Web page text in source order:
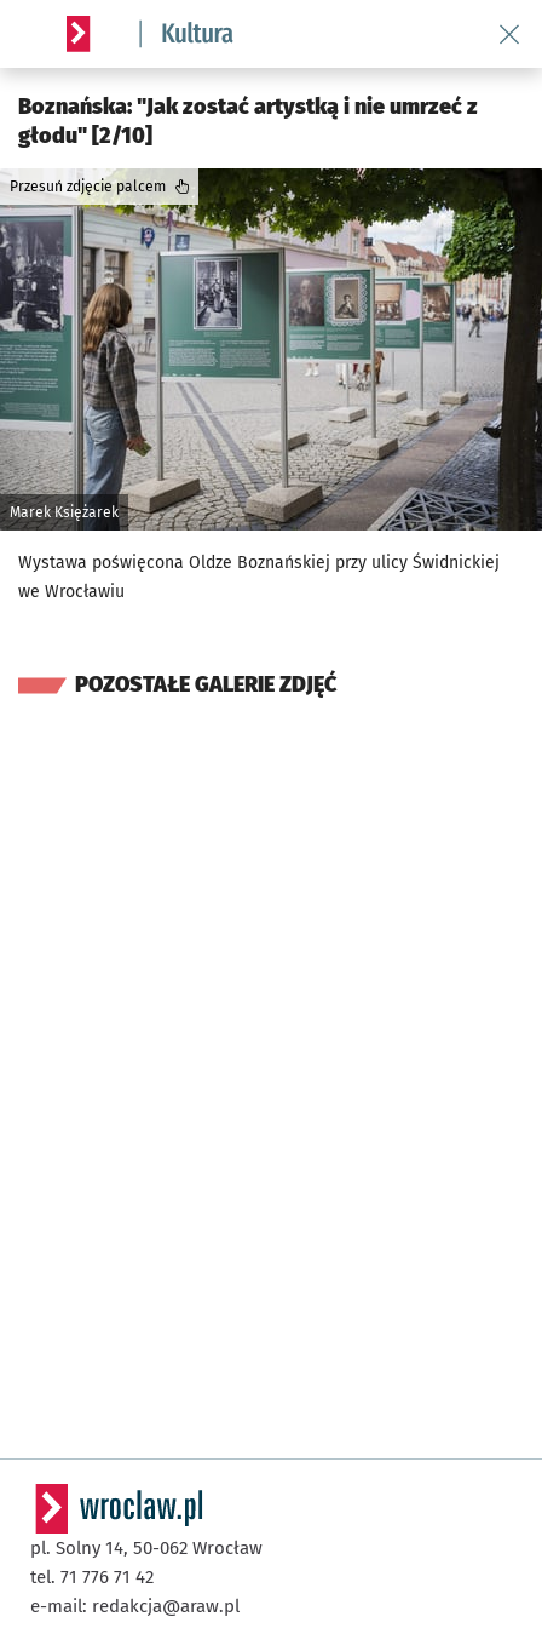
Serwis informacyjny wroclaw.pl podserwis: Kultura
Boznańska: "Jak zostać artystką i nie umrzeć z
głodu" [2/10]
Marek Księżarek
Przesuń zdjęcie palcem
Wystawa poświęcona Oldze Boznańskiej przy ulicy Świdnickiej
we Wrocławiu
POZOSTAŁE GALERIE ZDJĘĆ
pl. Solny 14, 50-062 Wrocław
tel. 71 776 71 42
e-mail: redakcja@araw.pl